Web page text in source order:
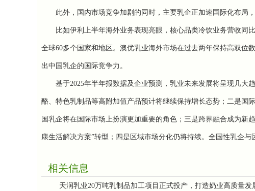
此外，国内市场竞争加剧的同时，主要乳企正加速国际化布局，
比如伊利上半年海外业务表现亮眼，核心品类冷饮业务营收同比
全球60多个国家和地区。澳优乳业海外市场在过去两年保持高双位
出中国乳企的国际竞争力。
基于2025年半年报数据及企业预测，乳业未来发展将呈现几大
酪、特色乳制品等高附加值产品预计将继续保持增长态势；二是国
国乳企将在国际市场上扮演更加重要的角色；三是跨界融合成为新
康生活解决方案”转型；四是区域市场分化仍将持续。全国性乳企
相关信息
天润乳业20万吨乳制品加工项目正式投产，打造奶业高质量发